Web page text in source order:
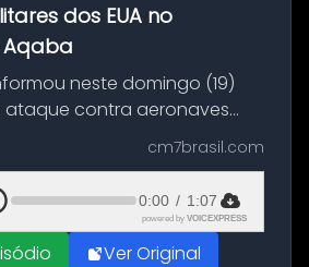
dos EUA no
neste domingo (19)
ataque contra aeronaves
Unidos estacionadas no
na Jordânia, durante a
Nasr 2. A...
cm7brasil.com
0:00 / 1:07
powered by VOICEXPRESS
Ver Original